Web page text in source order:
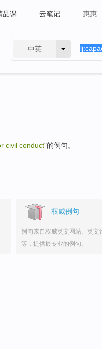
品课 云笔记 惠惠
中英
civil conduct"的例句。
权威例句
例句来自权威英文网站、英文
等，提供最专业的例句。